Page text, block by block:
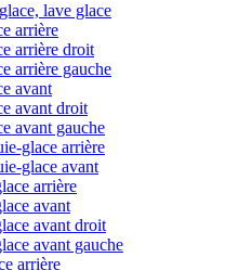
lave glace
arrière
arrière droit
arrière gauche
avant
avant droit
avant gauche
glace arrière
glace avant
arrière
avant
avant droit
avant gauche
arrière